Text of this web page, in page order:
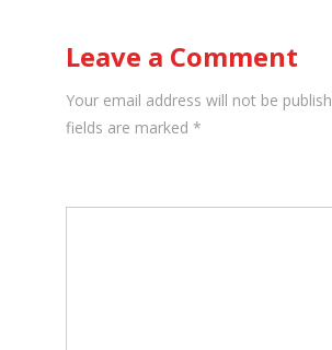
Leave a Comment
Your email address will not be
fields are marked *